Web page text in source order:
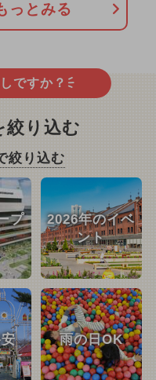
っとみる
ですか？
絞り込む
絞り込む
プ
2026年のイベ
ント
雨の日OK